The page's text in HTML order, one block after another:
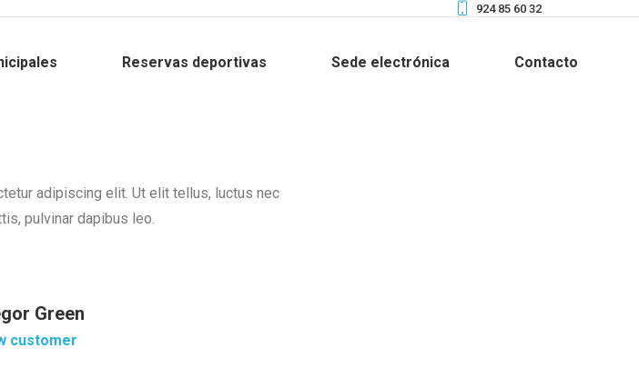
924 85 60 32
Reservas deportivas Sede electrónica Contacto
adipiscing elit. Ut elit tellus, luctus nec
pulvinar dapibus leo.
Green
customer